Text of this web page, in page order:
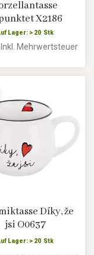
X2186
Lager: > 20 Stk
Inkl. Mehrwertsteuer
Díky, že
jsi O0637
Lager: > 20 Stk